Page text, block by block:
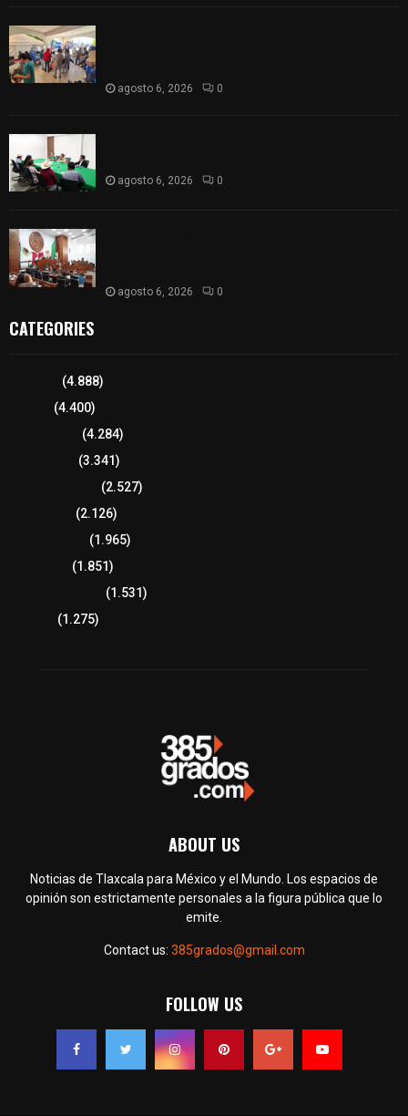
agosto 6, 2026 0
agosto 6, 2026 0
agosto 6, 2026 0
CATEGORIES
(4.888)
(4.400)
(4.284)
(3.341)
(2.527)
(2.126)
(1.965)
(1.851)
(1.531)
(1.275)
ABOUT US
Noticias de Tlaxcala para México y el Mundo. Los espacios de
opinión son estrictamente personales a la figura pública que lo
emite.
Contact us: 385grados@gmail.com
FOLLOW US